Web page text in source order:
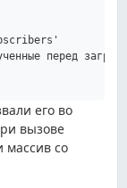
перед
его во
вызове
массив со